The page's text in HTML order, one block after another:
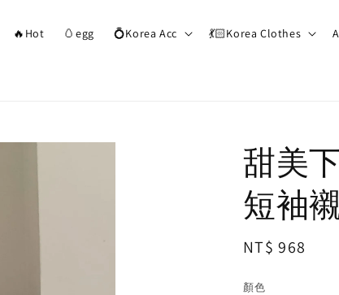
🔥Hot 🥚egg 💍Korea Acc 💃🏻Korea Clothes
甜美
短袖
Regular
NT$ 968
顏色